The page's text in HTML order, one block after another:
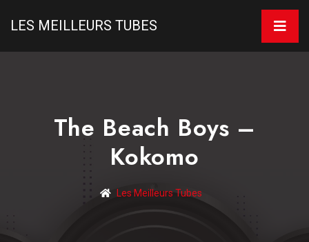
LES MEILLEURS TUBES
The Beach Boys –
Kokomo
Les Meilleurs Tubes